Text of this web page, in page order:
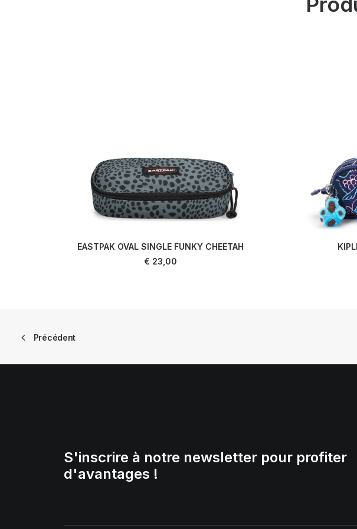
EASTPAK OVAL SINGLE FUNKY CHEETAH
€ 23,00
Précédent
S'inscrire à notre newsletter pour profiter
d'avantages !